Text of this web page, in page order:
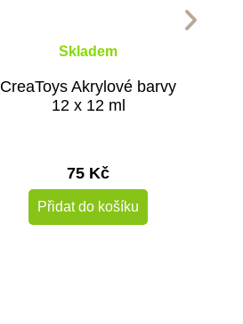
Skladem
CreaToys Akrylové barvy
12 x 12 ml
75 Kč
Přidat do košíku